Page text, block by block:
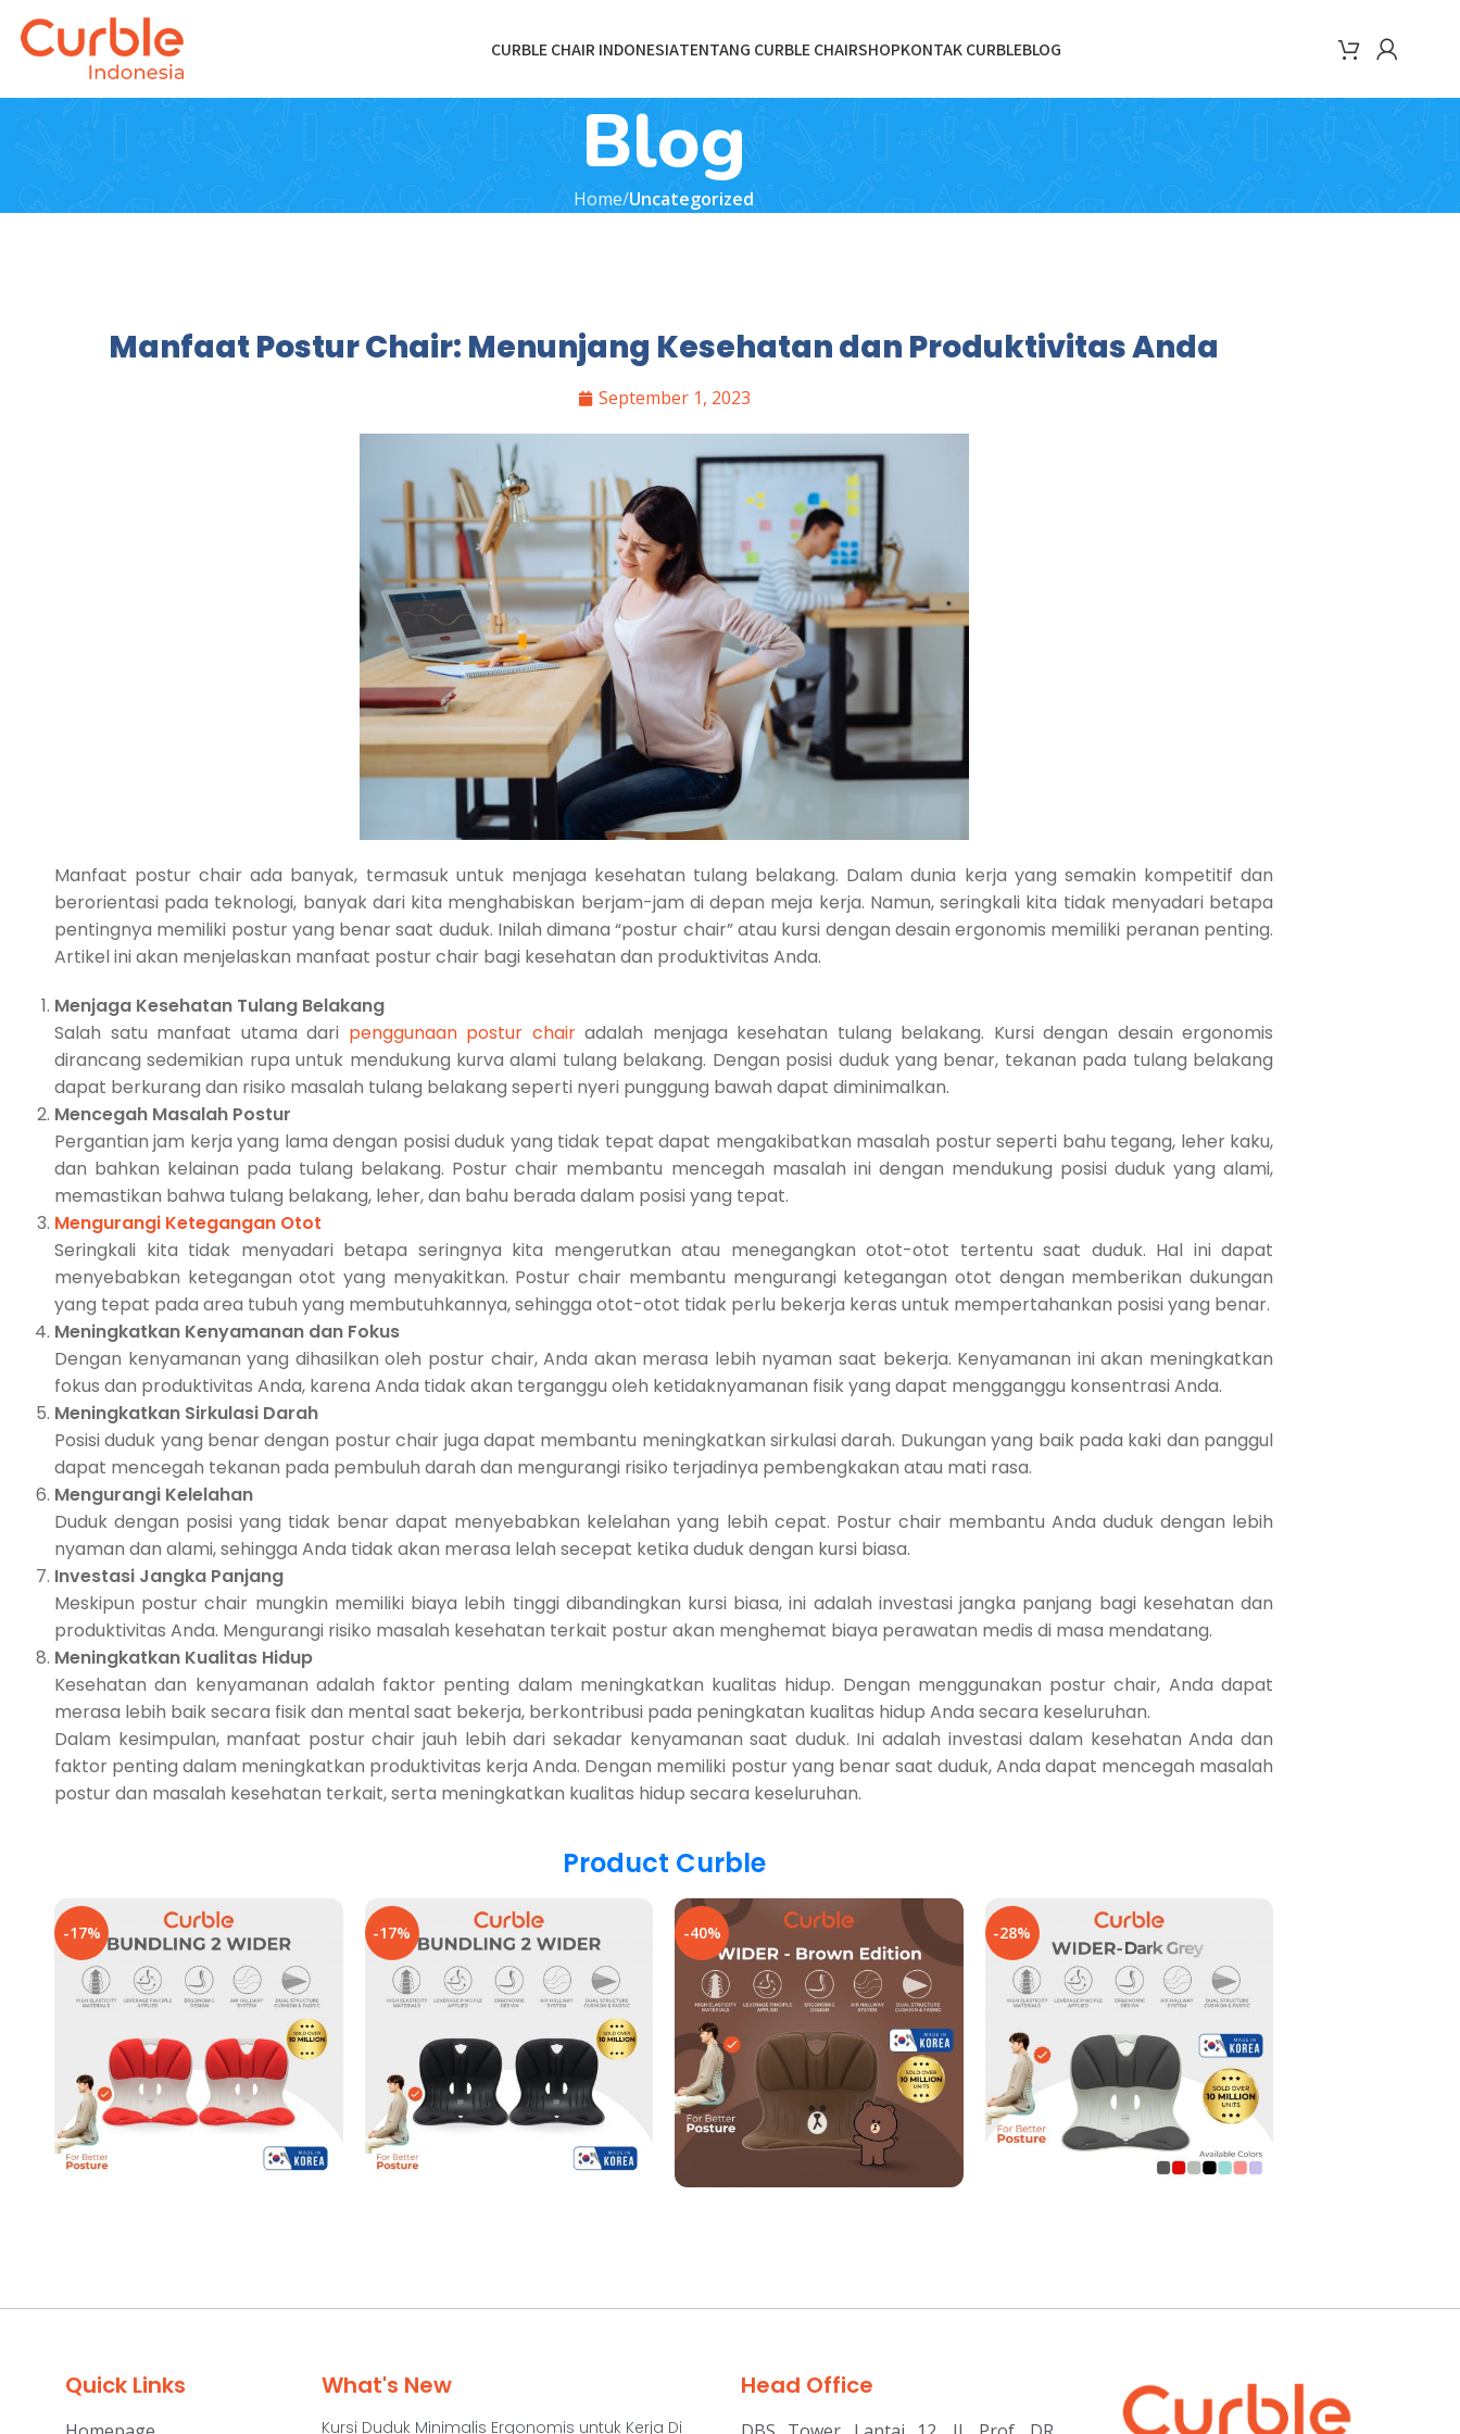
CURBLE CHAIR INDONESIATENTANG CURBLE CHAIRSHOPKONTAK CURBLEBLOG
Blog
Home Uncategorized
Manfaat Postur Chair: Menunjang Kesehatan dan Produktivitas Anda
September 1, 2023
Manfaat postur chair ada banyak, termasuk untuk menjaga kesehatan tulang belakang. Dalam dunia kerja yang semakin kompetitif dan
berorientasi pada teknologi, banyak dari kita menghabiskan berjam-jam di depan meja kerja. Namun, seringkali kita tidak menyadari betapa
pentingnya memiliki postur yang benar saat duduk. Inilah dimana “postur chair” atau kursi dengan desain ergonomis memiliki peranan penting.
Artikel ini akan menjelaskan manfaat postur chair bagi kesehatan dan produktivitas Anda.
Menjaga Kesehatan Tulang Belakang
Salah satu manfaat utama dari penggunaan postur chairadalah menjaga kesehatan tulang belakang. Kursi dengan desain ergonomis
dirancang sedemikian rupa untuk mendukung kurva alami tulang belakang. Dengan posisi duduk yang benar, tekanan pada tulang belakang
dapat berkurang dan risiko masalah tulang belakang seperti nyeri punggung bawah dapat diminimalkan.
Mencegah Masalah Postur
Pergantian jam kerja yang lama dengan posisi duduk yang tidak tepat dapat mengakibatkan masalah postur seperti bahu tegang, leher kaku,
dan bahkan kelainan pada tulang belakang. Postur chair membantu mencegah masalah ini dengan mendukung posisi duduk yang alami,
memastikan bahwa tulang belakang, leher, dan bahu berada dalam posisi yang tepat.
Mengurangi Ketegangan Otot
Seringkali kita tidak menyadari betapa seringnya kita mengerutkan atau menegangkan otot-otot tertentu saat duduk. Hal ini dapat
menyebabkan ketegangan otot yang menyakitkan. Postur chair membantu mengurangi ketegangan otot dengan memberikan dukungan
yang tepat pada area tubuh yang membutuhkannya, sehingga otot-otot tidak perlu bekerja keras untuk mempertahankan posisi yang benar.
Meningkatkan Kenyamanan dan Fokus
Dengan kenyamanan yang dihasilkan oleh postur chair, Anda akan merasa lebih nyaman saat bekerja. Kenyamanan ini akan meningkatkan
fokus dan produktivitas Anda, karena Anda tidak akan terganggu oleh ketidaknyamanan fisik yang dapat mengganggu konsentrasi Anda.
Meningkatkan Sirkulasi Darah
Posisi duduk yang benar dengan postur chair juga dapat membantu meningkatkan sirkulasi darah. Dukungan yang baik pada kaki dan panggul
dapat mencegah tekanan pada pembuluh darah dan mengurangi risiko terjadinya pembengkakan atau mati rasa.
Mengurangi Kelelahan
Duduk dengan posisi yang tidak benar dapat menyebabkan kelelahan yang lebih cepat. Postur chair membantu Anda duduk dengan lebih
nyaman dan alami, sehingga Anda tidak akan merasa lelah secepat ketika duduk dengan kursi biasa.
Investasi Jangka Panjang
Meskipun postur chair mungkin memiliki biaya lebih tinggi dibandingkan kursi biasa, ini adalah investasi jangka panjang bagi kesehatan dan
produktivitas Anda. Mengurangi risiko masalah kesehatan terkait postur akan menghemat biaya perawatan medis di masa mendatang.
Meningkatkan Kualitas Hidup
Kesehatan dan kenyamanan adalah faktor penting dalam meningkatkan kualitas hidup. Dengan menggunakan postur chair, Anda dapat
merasa lebih baik secara fisik dan mental saat bekerja, berkontribusi pada peningkatan kualitas hidup Anda secara keseluruhan.
Dalam kesimpulan, manfaat postur chair jauh lebih dari sekadar kenyamanan saat duduk. Ini adalah investasi dalam kesehatan Anda dan
faktor penting dalam meningkatkan produktivitas kerja Anda. Dengan memiliki postur yang benar saat duduk, Anda dapat mencegah masalah
postur dan masalah kesehatan terkait, serta meningkatkan kualitas hidup secara keseluruhan.
Product Curble
-17% -17% -40% -28%
Quick Links What's New
Kursi Duduk Minimalis Ergonomis untuk Kerja Di
Head Office